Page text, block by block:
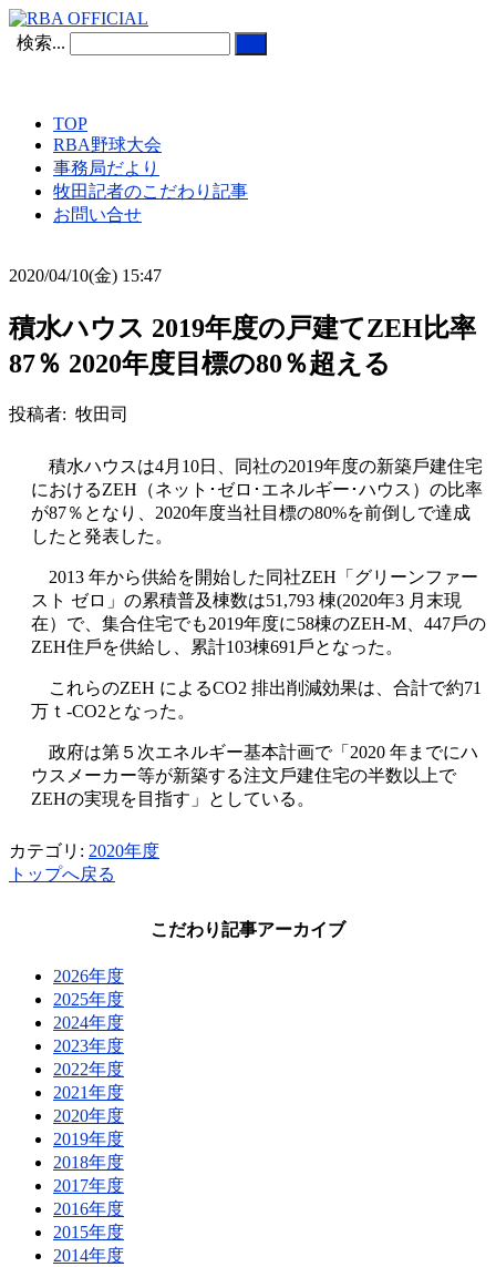
検索...
TOP
RBA野球大会
事務局だより
牧田記者のこだわり記事
お問い合せ
2020/04/10(金) 15:47
積水ハウス 2019年度の戸建てZEH比率
87％ 2020年度目標の80％超える
投稿者: 牧田司
積水ハウスは4月10日、同社の2019年度の新築⼾建住宅
におけるZEH（ネット･ゼロ･エネルギー･ハウス）の⽐率
が87％となり、2020年度当社⽬標の80%を前倒しで達成
したと発表した。
2013 年から供給を開始した同社ZEH「グリーンファー
スト ゼロ」の累積普及棟数は51,793 棟(2020年3 ⽉末現
在）で、集合住宅でも2019年度に58棟のZEH-M、447⼾の
ZEH住⼾を供給し、累計103棟691⼾となった。
これらのZEH によるCO2 排出削減効果は、合計で約71
万ｔ-CO2となった。
政府は第５次エネルギー基本計画で「2020 年までにハ
ウスメーカー等が新築する注⽂⼾建住宅の半数以上で
ZEHの実現を⽬指す」としている。
カテゴリ: 2020年度
トップへ戻る
こだわり記事アーカイブ
2026年度
2025年度
2024年度
2023年度
2022年度
2021年度
2020年度
2019年度
2018年度
2017年度
2016年度
2015年度
2014年度